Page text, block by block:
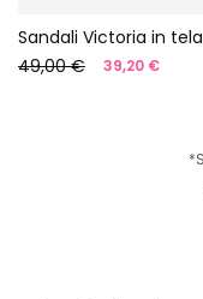
49,00 €
39,20 €